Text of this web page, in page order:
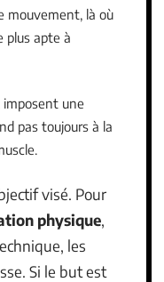
mouvement, là où
plus apte à
imposent une
pas toujours à la
visé. Pour
physique,
les
Si le but est